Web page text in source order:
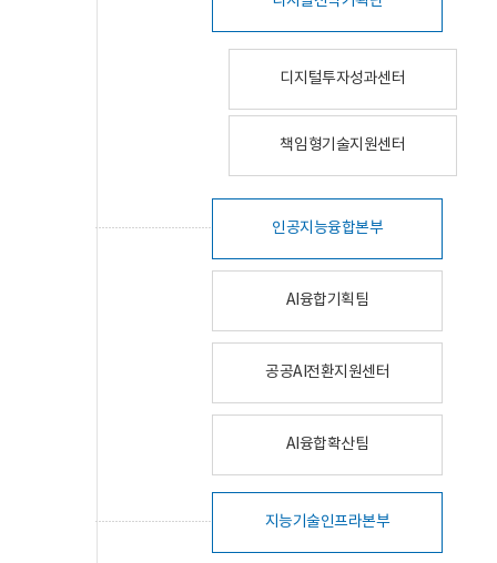
디지털투자성과센터
책임형기술지원센터
인공지능융합본부
AI융합기획팀
공공AI전환지원센터
AI융합확산팀
지능기술인프라본부